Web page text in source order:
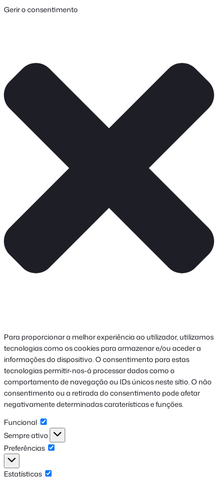
Gerir o consentimento
Para proporcionar a melhor experiência ao utilizador, utilizamos
tecnologias como os cookies para armazenar e/ou aceder a
informações do dispositivo. O consentimento para estas
tecnologias permitir-nos-á processar dados como o
comportamento de navegação ou IDs únicos neste sítio. O não
consentimento ou a retirada do consentimento pode afetar
negativamente determinadas caraterísticas e funções.
Funcional
Funcional
Sempre ativo
Preferências
Preferências
Estatísticas